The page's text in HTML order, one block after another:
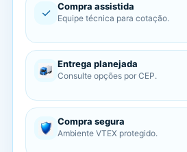
✓ Compra assistida
Equipe técnica para cotação.
Entrega planejada
Consulte opções por CEP.
Compra segura
Ambiente VTEX protegido.